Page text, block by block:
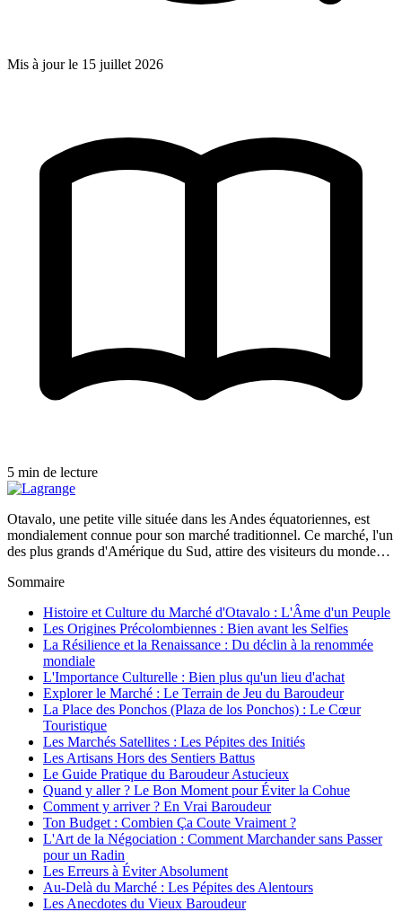
Mis à jour le 15 juillet 2026
5 min de lecture
Otavalo, une petite ville située dans les Andes équatoriennes, est
mondialement connue pour son marché traditionnel. Ce marché, l'un
des plus grands d'Amérique du Sud, attire des visiteurs du monde…
Sommaire
Histoire et Culture du Marché d'Otavalo : L'Âme d'un Peuple
Les Origines Précolombiennes : Bien avant les Selfies
La Résilience et la Renaissance : Du déclin à la renommée
mondiale
L'Importance Culturelle : Bien plus qu'un lieu d'achat
Explorer le Marché : Le Terrain de Jeu du Baroudeur
La Place des Ponchos (Plaza de los Ponchos) : Le Cœur
Touristique
Les Marchés Satellites : Les Pépites des Initiés
Les Artisans Hors des Sentiers Battus
Le Guide Pratique du Baroudeur Astucieux
Quand y aller ? Le Bon Moment pour Éviter la Cohue
Comment y arriver ? En Vrai Baroudeur
Ton Budget : Combien Ça Coute Vraiment ?
L'Art de la Négociation : Comment Marchander sans Passer
pour un Radin
Les Erreurs à Éviter Absolument
Au-Delà du Marché : Les Pépites des Alentours
Les Anecdotes du Vieux Baroudeur